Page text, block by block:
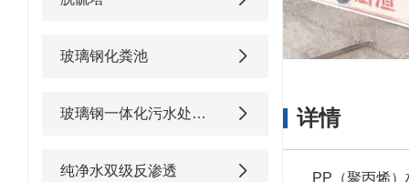
玻璃钢化粪池
玻璃钢一体化污水处理设备
纯净水双级反渗透
详情
PP（聚丙烯